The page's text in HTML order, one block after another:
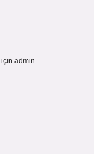
için admin